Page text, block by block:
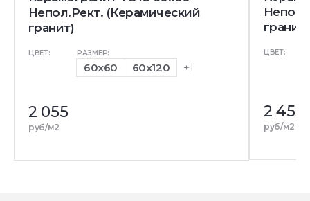
Непол.Рект. (Керамический
гранит)
ЦВЕТ: РАЗМЕР:
60x60 60x120 +1
2 055
руб/м2
гранит)
ЦВЕТ:
2 455
руб/м2